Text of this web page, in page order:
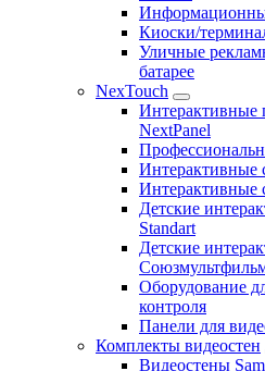
Киоски/
Уличные
батарее
NexTouch
Интерактивные
NextPanel
Интерактивные
Интерактивные
Детские
Standart
Детские
Оборудование
контроля
Панели для
Комплекты видеостен
Видеостены